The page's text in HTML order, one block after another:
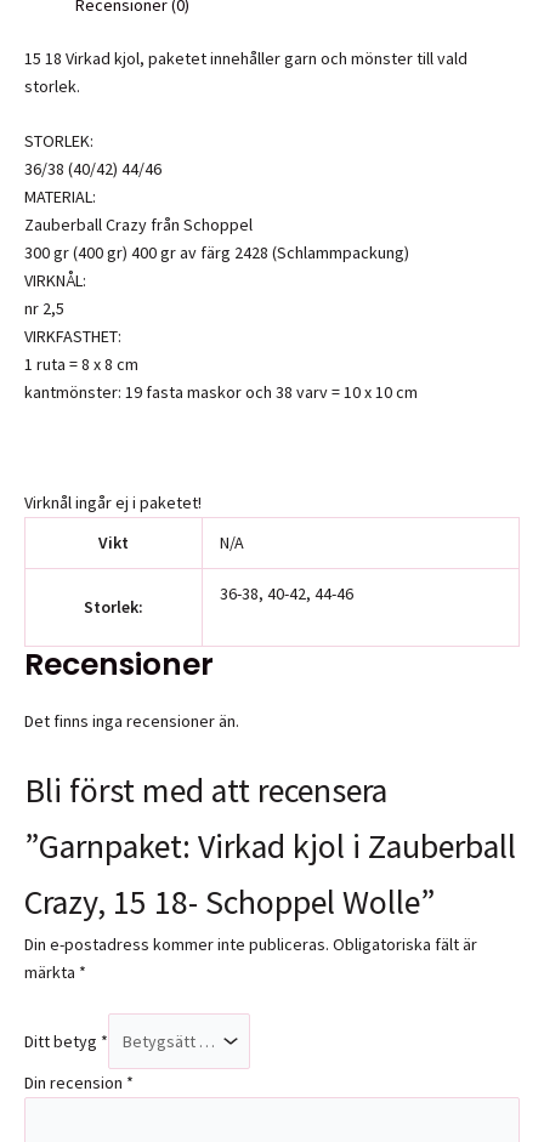
Recensioner (0)
15 18 Virkad kjol, paketet innehåller garn och mönster till vald
storlek.
STORLEK:
36/38 (40/42) 44/46
MATERIAL:
Zauberball Crazy från Schoppel
300 gr (400 gr) 400 gr av färg 2428 (Schlammpackung)
VIRKNÅL:
nr 2,5
VIRKFASTHET:
1 ruta = 8 x 8 cm
kantmönster: 19 fasta maskor och 38 varv = 10 x 10 cm
Virknål ingår ej i paketet!
Vikt
N/A
Storlek:
36-38, 40-42, 44-46
Recensioner
Det finns inga recensioner än.
Bli först med att recensera
”Garnpaket: Virkad kjol i Zauberball
Crazy, 15 18- Schoppel Wolle”
Din e-postadress kommer inte publiceras. Obligatoriska fält är
märkta *
Ditt betyg *
Din recension *